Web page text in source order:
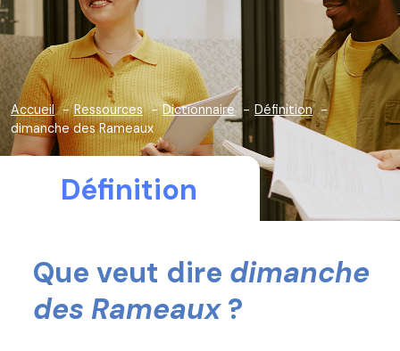
Accueil Ressources Dictionnaire
Définition
dimanche des Rameaux
Définition
Que veut dire dimanche
des Rameaux?